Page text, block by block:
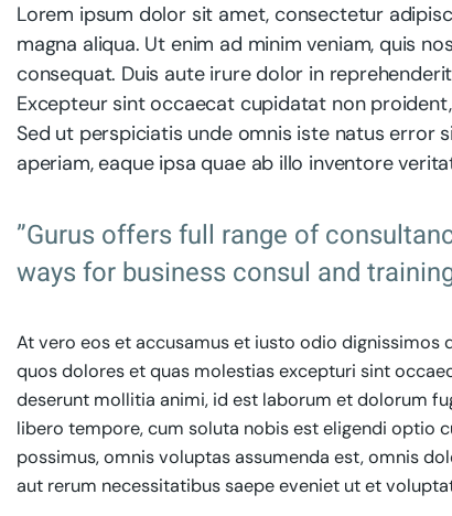
Lorem ipsum dolor sit amet, consectetur
magna aliqua. Ut enim ad minim veniam, quis
consequat. Duis aute irure dolor in
Excepteur sint occaecat cupidatat non
Sed ut perspiciatis unde omnis iste natus
aperiam, eaque ipsa quae ab illo inventore
”Gurus offers full range of
ways for business consul and
At vero eos et accusamus et iusto odio
quos dolores et quas molestias excepturi sint
deserunt mollitia animi, id est laborum et dolorum
libero tempore, cum soluta nobis est eligendi optio
possimus, omnis voluptas assumenda est, omnis
aut rerum necessitatibus saepe eveniet ut et